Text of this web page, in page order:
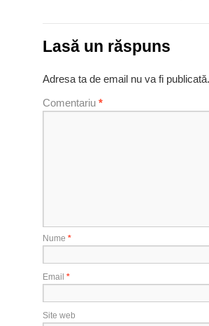
Lasă un răspuns
Adresa ta de email nu va fi publicată.
Comentariu *
Nume *
Email *
Site web